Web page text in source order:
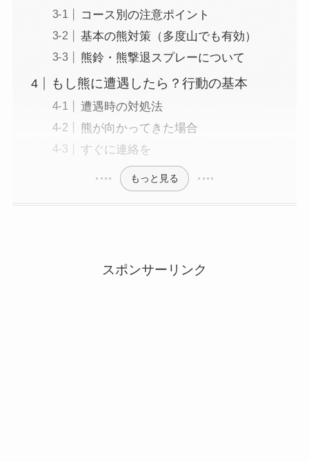
コース別の注意ポイント
基本の熊対策（多度山でも有効）
熊鈴・熊撃退スプレーについて
もし熊に遭遇したら？行動の基本
遭遇時の対処法
熊が向かってきた場合
すぐに連絡を
もっと見る
スポンサーリンク